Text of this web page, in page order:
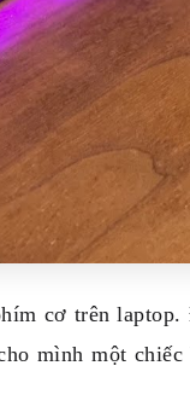
cơ trên laptop.
mình một chiếc